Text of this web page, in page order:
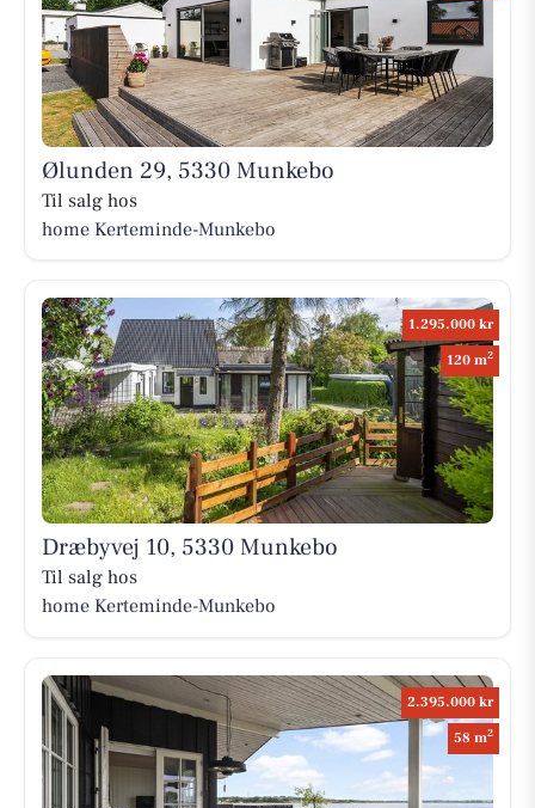
Ølunden 29, 5330 Munkebo
Til salg hos
home Kerteminde-Munkebo
1.295.000 kr
120 m2
Dræbyvej 10, 5330 Munkebo
Til salg hos
home Kerteminde-Munkebo
2.395.000 kr
58 m2